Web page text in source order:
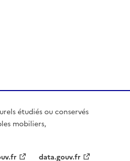
étudiés ou conservés
mobiliers,
data.gouv.fr